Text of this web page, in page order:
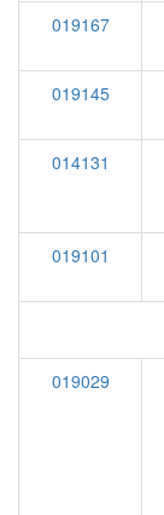
019167
019145
014131
019101
019029